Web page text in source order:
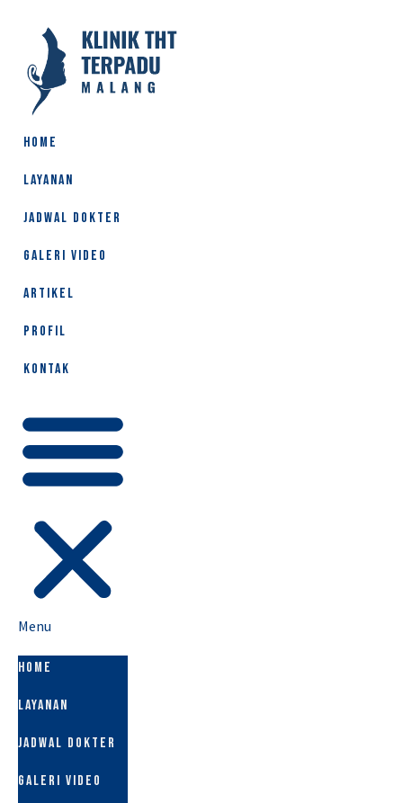
HOME
LAYANAN
JADWAL DOKTER
GALERI VIDEO
ARTIKEL
PROFIL
KONTAK
Menu
HOME
LAYANAN
JADWAL DOKTER
GALERI VIDEO